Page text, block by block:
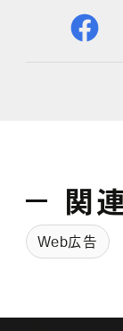
関
Web広告